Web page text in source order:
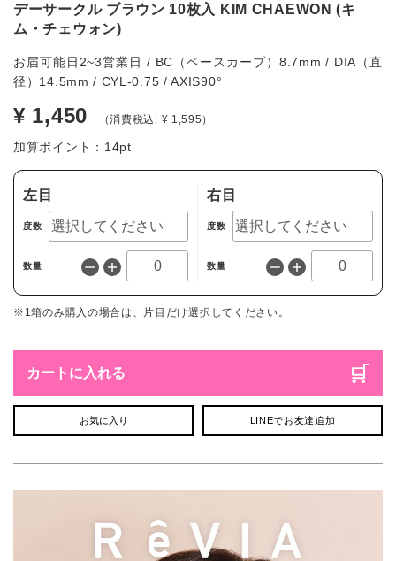
デーサークル ブラウン 10枚入 KIM CHAEWON (キ
ム・チェウォン)
お届可能日2~3営業日 / BC（ベースカーブ）8.7mm / DIA（直
径）14.5mm / CYL-0.75 / AXIS90°
¥ 1,450 （消費税込: ¥ 1,595）
加算ポイント： 14pt
左目
度数
数量
右目
度数
数量
※1箱のみ購入の場合は、片目だけ選択してください。
カートに入れる
お気に入り LINEでお友達追加